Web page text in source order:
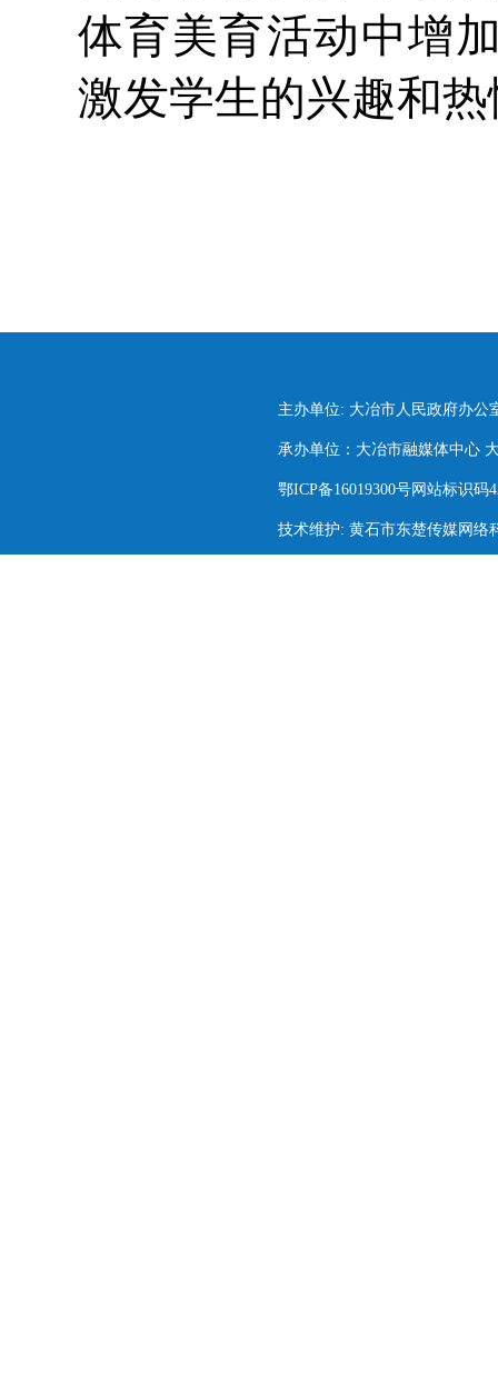
体育美育活动中增
激发学生的兴趣和
主办单位: 大冶市人民政府办公
承办单位：大冶市融媒体中心
鄂ICP备16019300号网站标识码
技术维护: 黄石市东楚传媒网络